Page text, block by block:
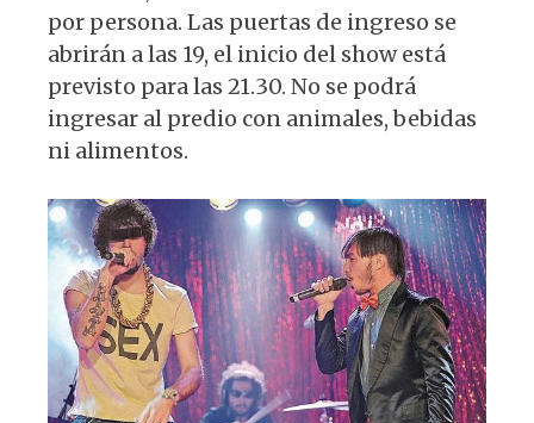
por persona. Las puertas de ingreso se
abrirán a las 19, el inicio del show está
previsto para las 21.30. No se podrá
ingresar al predio con animales, bebidas
ni alimentos.